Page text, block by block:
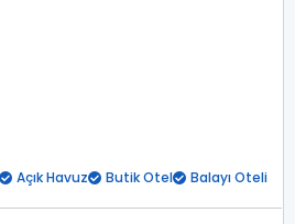
Açık Havuz Butik Otel Balayı Oteli